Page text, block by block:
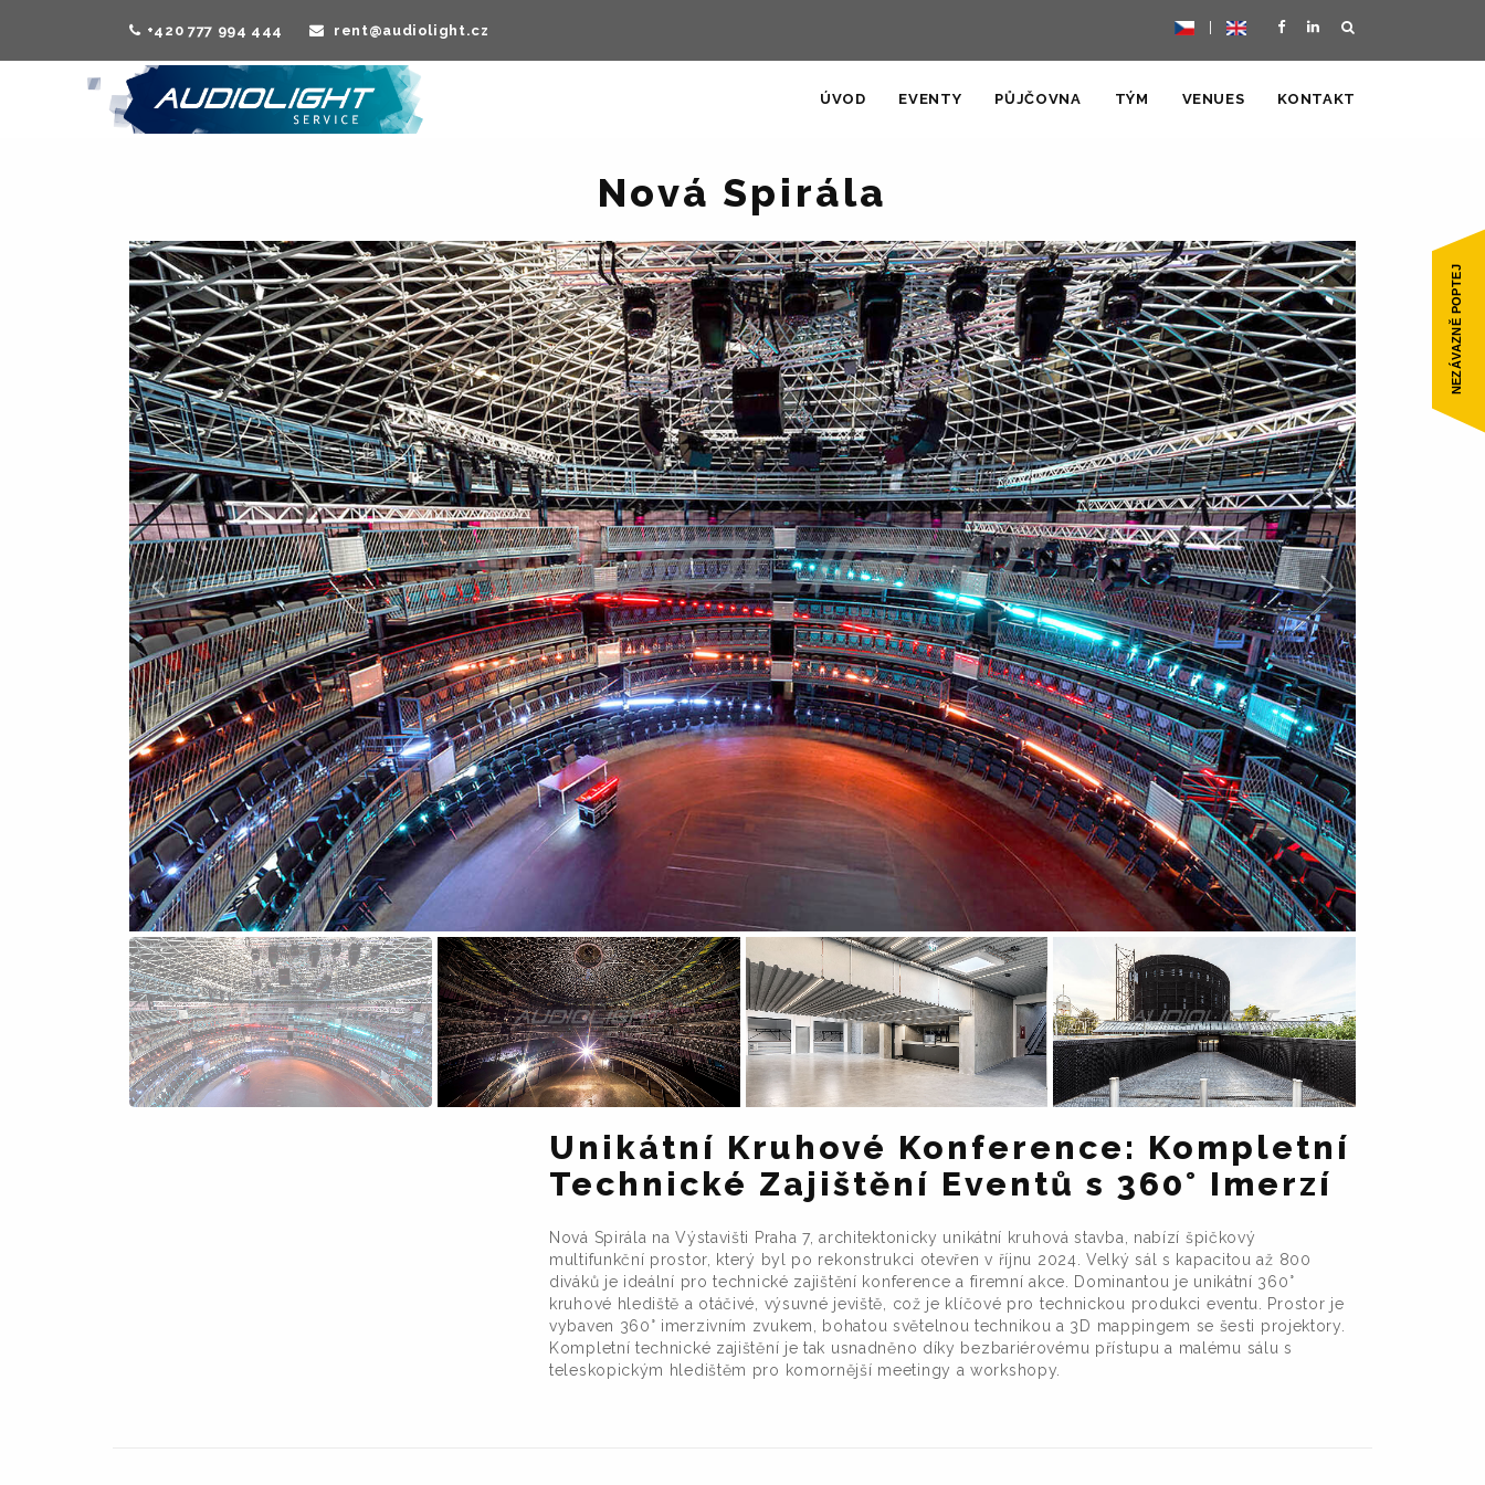
+420 777 994 444 rent@audiolight.cz
ÚVOD EVENTY PŮJČOVNA TÝM VENUES KONTAKT
Nová Spirála
Unikátní Kruhové Konference: Kompletní
Technické Zajištění Eventů s 360° Imerzí
Nová Spirála na Výstavišti Praha 7, architektonicky unikátní kruhová stavba, nabízí špičkový
multifunkční prostor, který byl po rekonstrukci otevřen v říjnu 2024. Velký sál s kapacitou až 800
diváků je ideální pro technické zajištění konference a firemní akce. Dominantou je unikátní 360°
kruhové hlediště a otáčivé, výsuvné jeviště, což je klíčové pro technickou produkci eventu. Prostor je
vybaven 360° imerzivním zvukem, bohatou světelnou technikou a 3D mappingem se šesti projektory.
Kompletní technické zajištění je tak usnadněno díky bezbariérovému přístupu a malému sálu s
teleskopickým hledištěm pro komornější meetingy a workshopy.